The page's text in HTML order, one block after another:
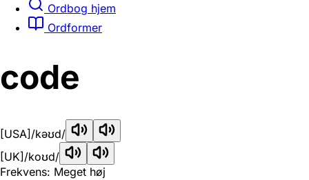
Ordbog hjem
Ordformer
code
[USA] /kəʊd/
[UK] /koʊd/
Frekvens: Meget høj